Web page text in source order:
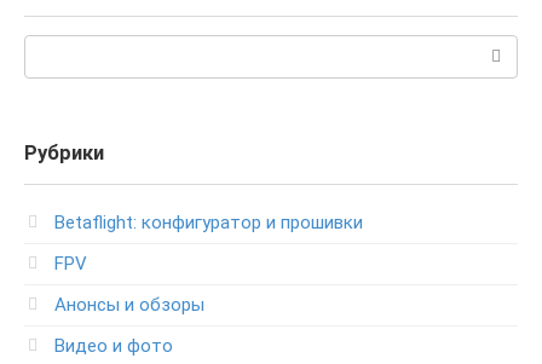
Рубрики
Betaflight: конфигуратор и прошивки
FPV
Анонсы и обзоры
Видео и фото